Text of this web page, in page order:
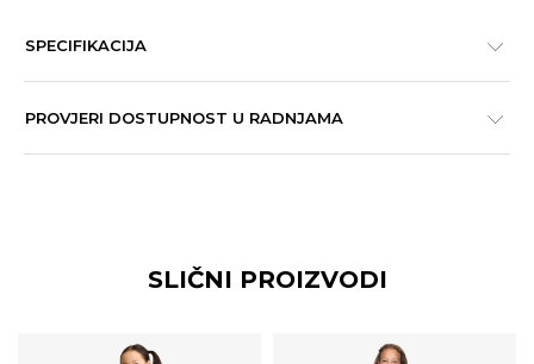
SPECIFIKACIJA
PROVJERI DOSTUPNOST U RADNJAMA
SLIČNI PROIZVODI